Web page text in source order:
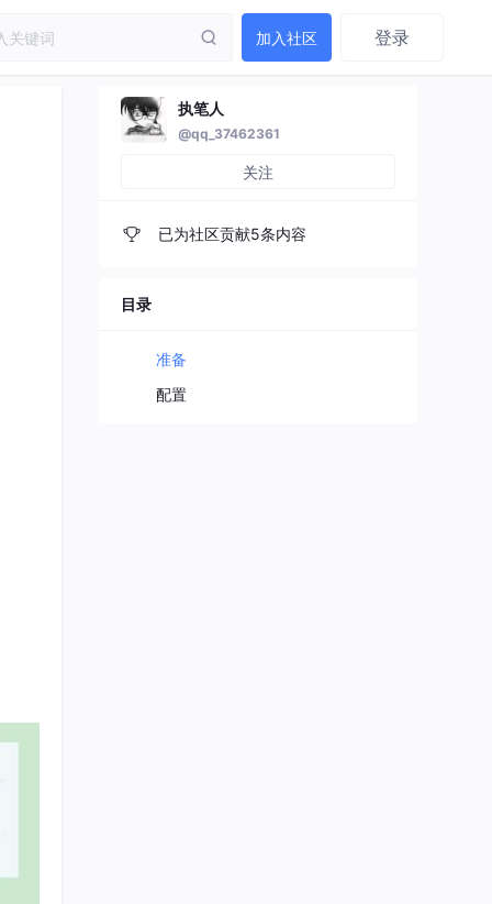
加入社区 登录
执笔人
@qq_37462361
关注
已为社区贡献5条内容
目录
准备
配置